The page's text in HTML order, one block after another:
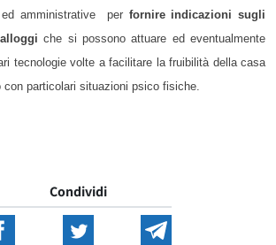
amministrative per fornire indicazioni sugli
che si possono attuare ed eventualmente
tecnologie volte a facilitare la fruibilità della casa
particolari situazioni psico fisiche.
Condividi